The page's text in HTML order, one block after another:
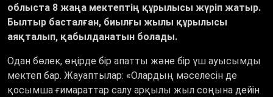
облыста 8 жаңа мектептің құрылысы жүріп жатыр.
Былтыр басталған, биылғы жылы құрылысы
аяқталып, қабылданатын болады.
Одан бөлек, өңірде бір апатты және бір үш ауысымды
мектеп бар. Жауаптылар: «Олардың мәселесін де
қосымша ғимараттар салу арқылы жыл соңына дейін